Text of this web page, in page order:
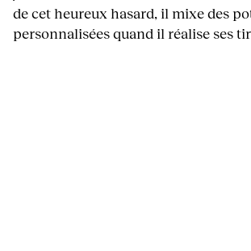
de cet heureux hasard, il mixe des
personnalisées quand il réalise ses